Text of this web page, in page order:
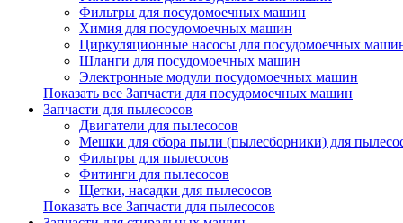
Фильтры для посудомоечных машин
Химия для посудомоечных машин
Циркуляционные насосы для посудомоечных
Шланги для посудомоечных машин
Электронные модули посудомоечных машин
Показать все Запчасти для посудомоечных машин
Запчасти для пылесосов
Двигатели для пылесосов
Мешки для сбора пыли (пылесборники) для
Фильтры для пылесосов
Фитинги для пылесосов
Щетки, насадки для пылесосов
Показать все Запчасти для пылесосов